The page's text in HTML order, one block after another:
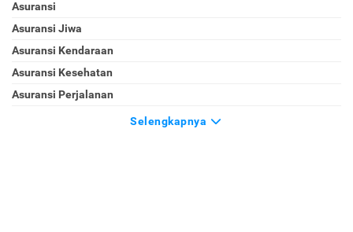
Asuransi
Asuransi Jiwa
Asuransi Kendaraan
Asuransi Kesehatan
Asuransi Perjalanan
Selengkapnya